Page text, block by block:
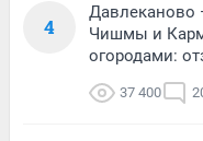
4
Давлеканово
Чишмы и
огородами:
37 400